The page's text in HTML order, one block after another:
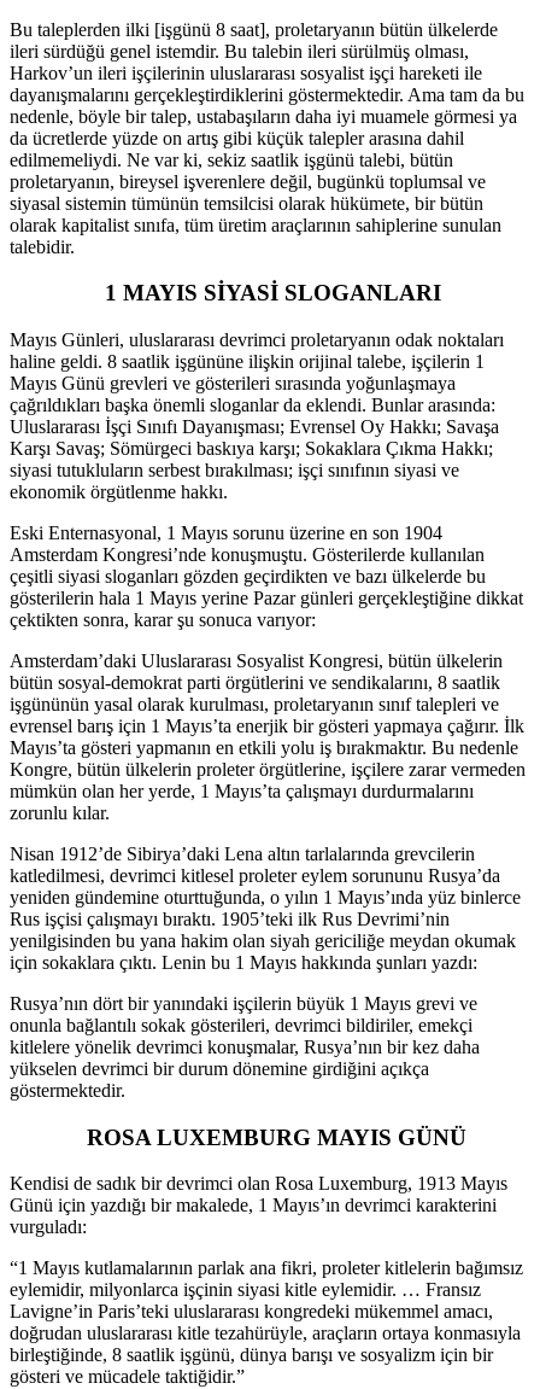
Bu taleplerden ilki [işgünü 8 saat], proletaryanın bütün ülkelerde
ileri sürdüğü genel istemdir. Bu talebin ileri sürülmüş olması,
Harkov’un ileri işçilerinin uluslararası sosyalist işçi hareketi ile
dayanışmalarını gerçekleştirdiklerini göstermektedir. Ama tam da bu
nedenle, böyle bir talep, ustabaşıların daha iyi muamele görmesi ya
da ücretlerde yüzde on artış gibi küçük talepler arasına dahil
edilmemeliydi. Ne var ki, sekiz saatlik işgünü talebi, bütün
proletaryanın, bireysel işverenlere değil, bugünkü toplumsal ve
siyasal sistemin tümünün temsilcisi olarak hükümete, bir bütün
olarak kapitalist sınıfa, tüm üretim araçlarının sahiplerine sunulan
talebidir.
1 MAYIS SİYASİ SLOGANLARI
Mayıs Günleri, uluslararası devrimci proletaryanın odak noktaları
haline geldi. 8 saatlik işgününe ilişkin orijinal talebe, işçilerin 1
Mayıs Günü grevleri ve gösterileri sırasında yoğunlaşmaya
çağrıldıkları başka önemli sloganlar da eklendi. Bunlar arasında:
Uluslararası İşçi Sınıfı Dayanışması; Evrensel Oy Hakkı; Savaşa
Karşı Savaş; Sömürgeci baskıya karşı; Sokaklara Çıkma Hakkı;
siyasi tutukluların serbest bırakılması; işçi sınıfının siyasi ve
ekonomik örgütlenme hakkı.
Eski Enternasyonal, 1 Mayıs sorunu üzerine en son 1904
Amsterdam Kongresi’nde konuşmuştu. Gösterilerde kullanılan
çeşitli siyasi sloganları gözden geçirdikten ve bazı ülkelerde bu
gösterilerin hala 1 Mayıs yerine Pazar günleri gerçekleştiğine dikkat
çektikten sonra, karar şu sonuca varıyor:
Amsterdam’daki Uluslararası Sosyalist Kongresi, bütün ülkelerin
bütün sosyal-demokrat parti örgütlerini ve sendikalarını, 8 saatlik
işgününün yasal olarak kurulması, proletaryanın sınıf talepleri ve
evrensel barış için 1 Mayıs’ta enerjik bir gösteri yapmaya çağırır. İlk
Mayıs’ta gösteri yapmanın en etkili yolu iş bırakmaktır. Bu nedenle
Kongre, bütün ülkelerin proleter örgütlerine, işçilere zarar vermeden
mümkün olan her yerde, 1 Mayıs’ta çalışmayı durdurmalarını
zorunlu kılar.
Nisan 1912’de Sibirya’daki Lena altın tarlalarında grevcilerin
katledilmesi, devrimci kitlesel proleter eylem sorununu Rusya’da
yeniden gündemine oturttuğunda, o yılın 1 Mayıs’ında yüz binlerce
Rus işçisi çalışmayı bıraktı. 1905’teki ilk Rus Devrimi’nin
yenilgisinden bu yana hakim olan siyah gericiliğe meydan okumak
için sokaklara çıktı. Lenin bu 1 Mayıs hakkında şunları yazdı:
Rusya’nın dört bir yanındaki işçilerin büyük 1 Mayıs grevi ve
onunla bağlantılı sokak gösterileri, devrimci bildiriler, emekçi
kitlelere yönelik devrimci konuşmalar, Rusya’nın bir kez daha
yükselen devrimci bir durum dönemine girdiğini açıkça
göstermektedir.
ROSA LUXEMBURG MAYIS GÜNÜ
Kendisi de sadık bir devrimci olan Rosa Luxemburg, 1913 Mayıs
Günü için yazdığı bir makalede, 1 Mayıs’ın devrimci karakterini
vurguladı:
“1 Mayıs kutlamalarının parlak ana fikri, proleter kitlelerin bağımsız
eylemidir, milyonlarca işçinin siyasi kitle eylemidir. … Fransız
Lavigne’in Paris’teki uluslararası kongredeki mükemmel amacı,
doğrudan uluslararası kitle tezahürüyle, araçların ortaya konmasıyla
birleştiğinde, 8 saatlik işgünü, dünya barışı ve sosyalizm için bir
gösteri ve mücadele taktiğidir.”